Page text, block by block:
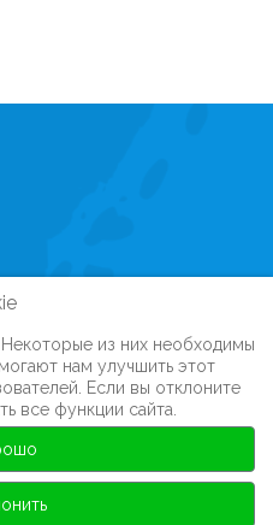
кабинет
на сайте
из них необходимы
нам улучшить этот
Если вы отклоните
все функции сайта.